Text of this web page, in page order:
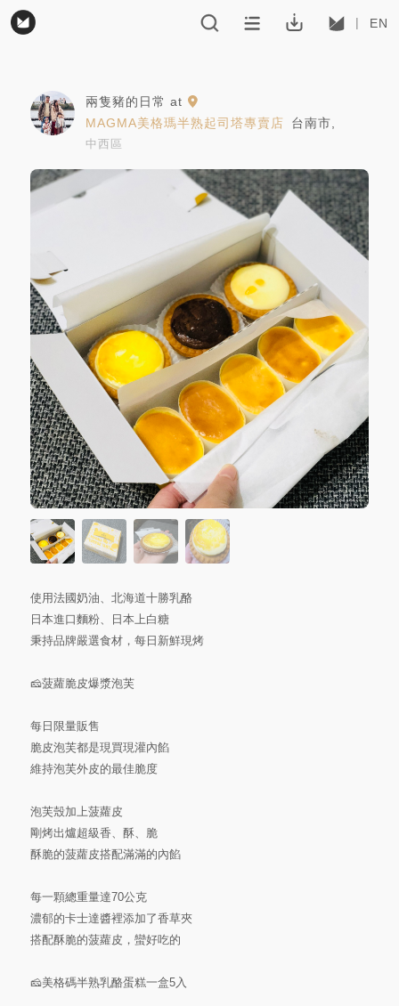
EN
兩隻豬的日常 at
MAGMA美格瑪半熟起司塔專賣店
台南市
中西區
使用法國奶油、北海道十勝乳酪
日本進口麵粉、日本上白糖
秉持品牌嚴選食材，每日新鮮現烤
🧀️菠蘿脆皮爆漿泡芙
每日限量販售
脆皮泡芙都是現買現灌內餡
維持泡芙外皮的最佳脆度
泡芙殼加上菠蘿皮
剛烤出爐超級香、酥、脆
酥脆的菠蘿皮搭配滿滿的內餡
每一顆總重量達70公克
濃郁的卡士達醬裡添加了香草夾
搭配酥脆的菠蘿皮，蠻好吃的
🧀️美格碼半熟乳酪蛋糕一盒5入